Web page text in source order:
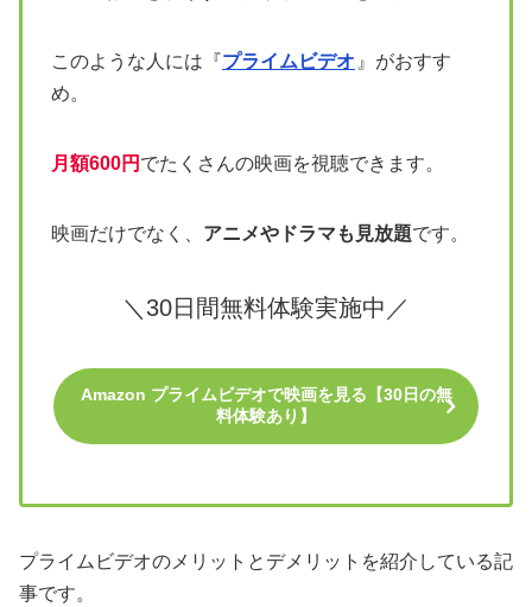
このような人には『プライムビデオ 』がおすす
め。
月額600円 でたくさんの映画を視聴できます。
映画だけでなく、 アニメやドラマも見放題です。
＼30日間無料体験実施中／
Amazon プライムビデオで映画を見る【30日の無
料体験あり】
プライムビデオのメリットとデメリットを紹介している記
事です。